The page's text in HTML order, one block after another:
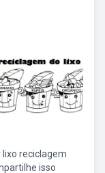
lixo reciclagem
isso